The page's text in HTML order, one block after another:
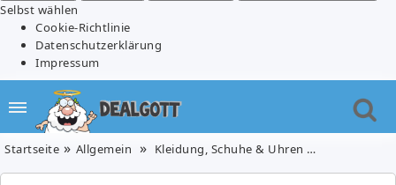
Selbst wählen
Cookie-Richtlinie
Datenschutzerklärung
Impressum
Startseite Allgemein Kleidung, Schuhe & Uhren